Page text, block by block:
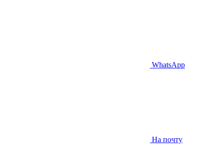
WhatsApp
На почту